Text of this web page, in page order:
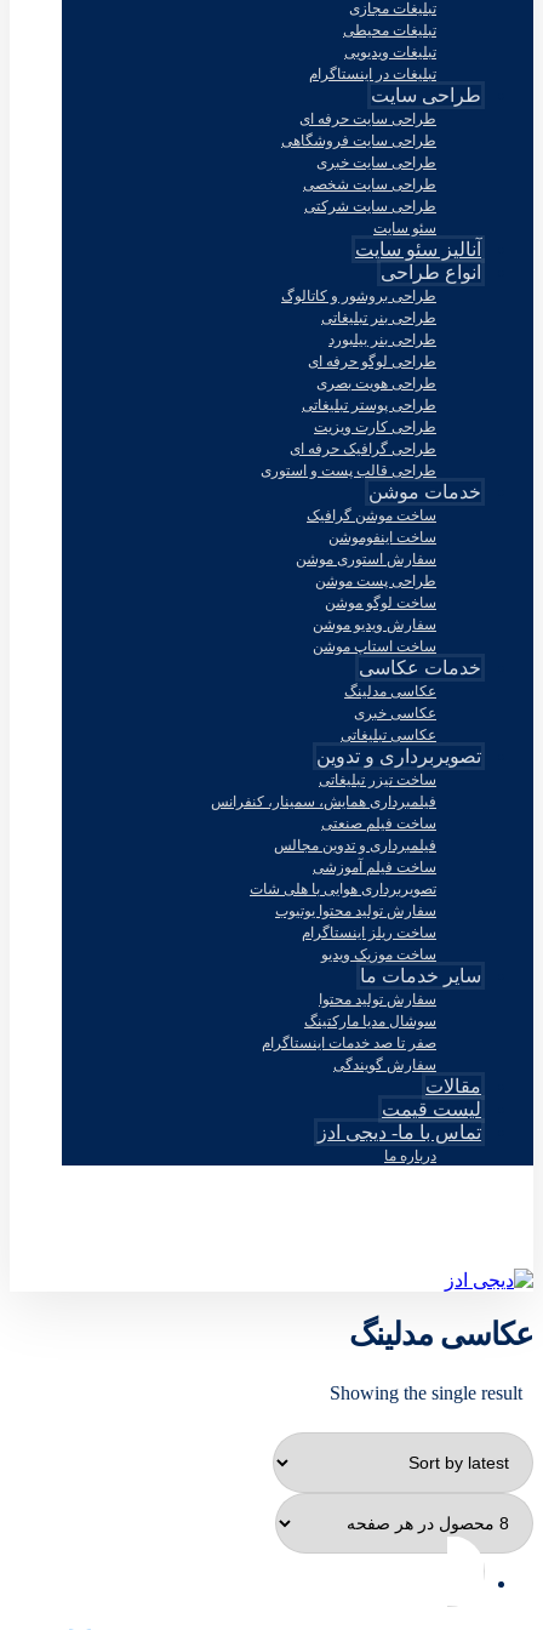
تبلیغات مجازی
تبلیغات محیطی
تبلیغات ویدیویی
تبلیغات در اینستاگرام
طراحی سایت
طراحی سایت حرفه ای
طراحی سایت فروشگاهی
طراحی سایت خبری
طراحی سایت شخصی
طراحی سایت شرکتی
سئو سایت
آنالیز سئو سایت
انواع طراحی
طراحی بروشور و کاتالوگ
طراحی بنر تبلیغاتی
طراحی بنر بیلبورد
طراحی لوگو حرفه ای
طراحی هویت بصری
طراحی پوستر تبلیغاتی
طراحی کارت ویزیت
طراحی گرافیک حرفه ای
طراحی قالب پست و استوری
خدمات موشن
ساخت موشن گرافیک
ساخت اینفوموشن
سفارش استوری موشن
طراحی پست موشن
ساخت لوگو موشن
سفارش ویدیو موشن
ساخت استاپ موشن
خدمات عکاسی
عکاسی مدلینگ
عکاسی خبری
عکاسی تبلیغاتی
تصویربرداری و تدوین
ساخت تیزر تبلیغاتی
فیلمبرداری همایش، سمینار، کنفرانس
ساخت فیلم صنعتی
فیلمبرداری و تدوین مجالس
ساخت فیلم آموزشی
تصویربرداری هوایی با هلی شات
سفارش تولید محتوا یوتیوب
ساخت ریلز اینستاگرام
ساخت موزیک ویدیو
سایر خدمات ما
سفارش تولید محتوا
سوشال مدیا مارکتینگ
صفر تا صد خدمات اینستاگرام
سفارش گویندگی
مقالات
لیست قیمت
تماس با ما- دیجی ادز
درباره ما
عکاسی مدلینگ
Showing the single result